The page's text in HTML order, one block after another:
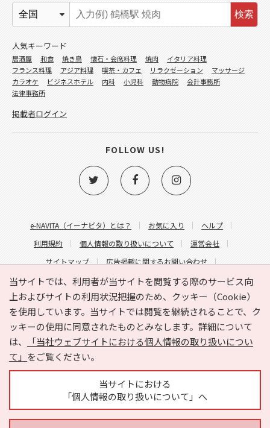
当サイトでは、利用者が当サイトを閲覧する際のサービス向
上およびサイトの利用状況把握のため、クッキー（Cookie）
を使用しています。当サイトでは閲覧を継続されることで、ク
ッキーの使用に同意されたものとみなします。詳細について
は、
「当社ウェブサイトにおける個人情報の取り扱いについ
て」 をご覧ください。
当サイトにおける
「個人情報の取り扱いについて」へ
e-NAVITA（イーナビタ）とは？ お気に入り
ヘルプ
利用規約
個人情報の取り扱いについて
運営会社
サイトマップ
広告掲載に関するお問い合わせ
サイトの内容に関するお問い合わせ
検索
人気キーワード
居酒屋 和食 焼き鳥 懐石・会席料理 焼肉
イタリア料理
フランス料理
アジア料理 喫茶・カフェ リラクゼーション
マッサージ
カラオケ
ビジネスホテル 内科 小児科 動物病院
会計事務所
法律事務所
掲載者ログイン
FOLLOW US!
Copyright © HYOJITO.Co.,Ltd. All Rights Reserved.